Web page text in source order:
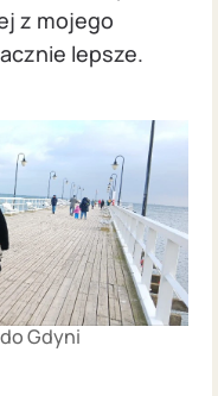
z mojego
lepsze.
Gdyni